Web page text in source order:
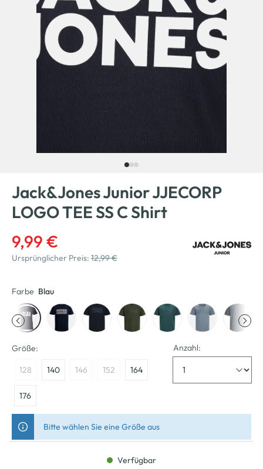
Jack&Jones Junior JJECORP
LOGO TEE SS C Shirt
9,99 €
Ursprünglicher Preis: 12,99 €
Farbe Blau
Größe:
128 140 146 152 164
176
Anzahl:
Bitte wählen Sie eine Größe aus
Verfügbar